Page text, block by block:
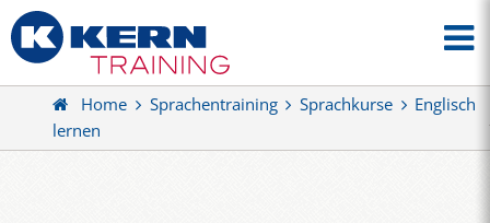
Home Sprachentraining Sprachkurse
Englisch
lernen